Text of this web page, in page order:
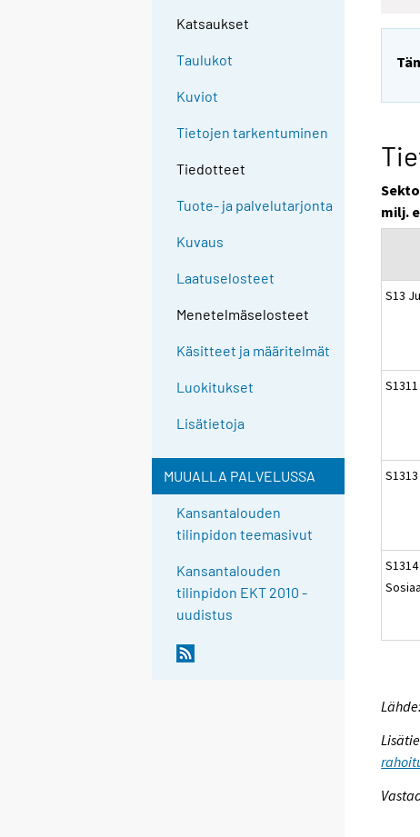
Katsaukset
Taulukot
Kuviot
Tietojen tarkentuminen
Tiedotteet
Tuote- ja palvelutarjonta
Kuvaus
Laatuselosteet
Menetelmäselosteet
Käsitteet ja määritelmät
Luokitukset
Lisätietoja
MUUALLA PALVELUSSA
Kansantalouden
tilinpidon teemasivut
Kansantalouden
tilinpidon EKT 2010 -
uudistus
milj.
S13
S1314